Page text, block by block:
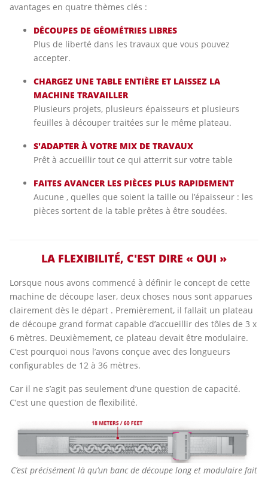
avantages en quatre thèmes clés :
DÉCOUPES DE GÉOMÉTRIES LIBRES
Plus de liberté dans les travaux que vous pouvez
accepter.
CHARGEZ UNE TABLE ENTIÈRE ET LAISSEZ LA
MACHINE TRAVAILLER
Plusieurs projets, plusieurs épaisseurs et plusieurs
feuilles à découper traitées sur le même plateau.
S'ADAPTER À VOTRE MIX DE TRAVAUX
Prêt à accueillir tout ce qui atterrit sur votre table
FAITES AVANCER LES PIÈCES PLUS RAPIDEMENT
Aucune , quelles que soient la taille ou l’épaisseur : les
pièces sortent de la table prêtes à être soudées.
LA FLEXIBILITÉ, C'EST DIRE « OUI »
Lorsque nous avons commencé à définir le concept de cette
machine de découpe laser, deux choses nous sont apparues
clairement dès le départ . Premièrement, il fallait un plateau
de découpe grand format capable d’accueillir des tôles de 3 x
6 mètres. Deuxièmement, ce plateau devait être modulaire.
C’est pourquoi nous l’avons conçue avec des longueurs
configurables de 12 à 36 mètres.
Car il ne s’agit pas seulement d’une question de capacité.
C’est une question de flexibilité.
C’est précisément là qu’un banc de découpe long et modulaire fait